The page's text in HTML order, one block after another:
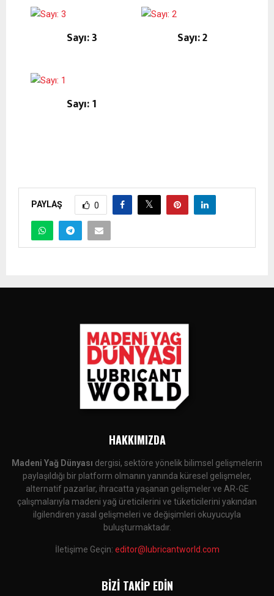
Sayı: 3 Sayı: 2
Sayı: 1
PAYLAŞ 0
HAKKIMIZDA
Madeni Yağ Dünyası dergisi, sektöre yönelik bilimsel gelişmelerin
paylaşıldığı bir platform olmanın yanında küresel gelişmeler,
alternatif pazarlar, ihracatta yaşanan gelişmeler ve AR-GE
çalışmalarıyla madeni yağ üreticilerini ve tüketicilerini yakından
ilgilendiren yasal gelişmeleri ve değişimleri okuyucuyla
buluşturmaktadır.
İletişime Geçin: editor@lubricantworld.com
BIZI TAKIP EDIN